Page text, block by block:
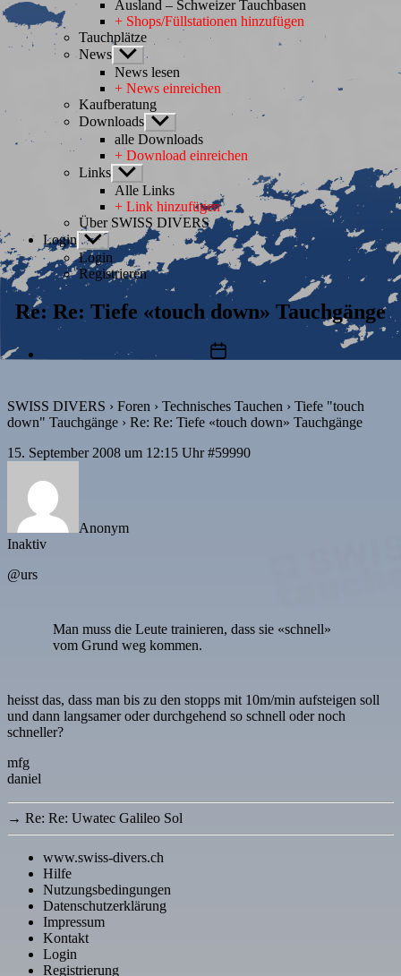
Ausland – Schweizer Tauchbasen
+ Shops/Füllstationen hinzufügen
Tauchplätze
News Untermenü
anzeigen
News lesen
+ News einreichen
Kaufberatung
Downloads Untermenü
anzeigen
alle Downloads
+ Download einreichen
Links Untermenü
anzeigen
Alle Links
+ Link hinzufügen
Über SWISS DIVERS
Login Untermenü
anzeigen
Login
Registrieren
Re: Re: Tiefe «touch down» Tauchgänge
Beitragsdatum
SWISS DIVERS › Foren › Technisches Tauchen › Tiefe "touch
down" Tauchgänge › Re: Re: Tiefe «touch down» Tauchgänge
15. September 2008 um 12:15 Uhr #59990
Anonym
Inaktiv
@urs
Man muss die Leute trainieren, dass sie «schnell»
vom Grund weg kommen.
heisst das, dass man bis zu den stopps mit 10m/min aufsteigen soll
und dann langsamer oder durchgehend so schnell oder noch
schneller?
mfg
daniel
→ Re: Re: Uwatec Galileo Sol
www.swiss-divers.ch
Hilfe
Nutzungsbedingungen
Datenschutzerklärung
Impressum
Kontakt
Login
Registrierung